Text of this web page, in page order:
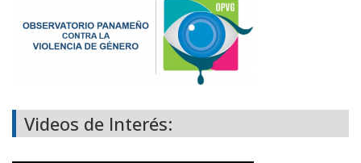
Videos de Interés: